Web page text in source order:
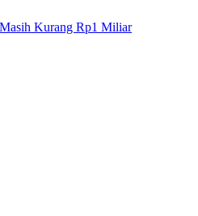
Kurang Rp1 Miliar